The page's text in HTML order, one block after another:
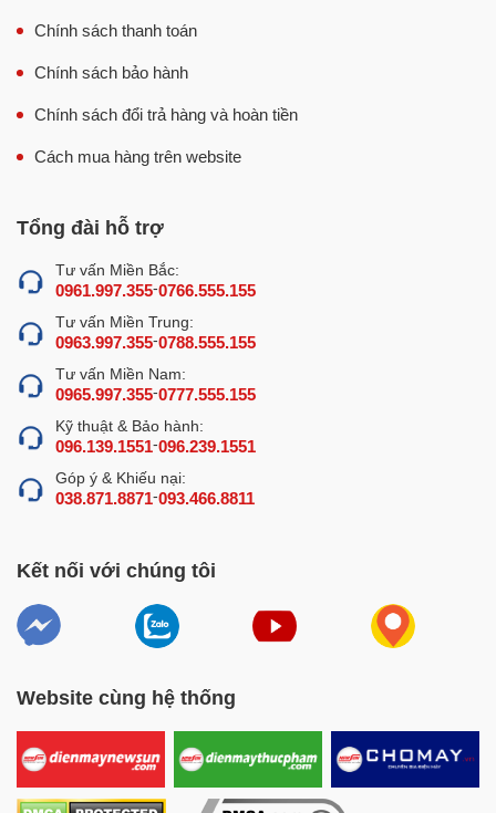
nhiệt độ cao, đảm bảo an toàn vệ sinh thực phẩm.
Chất liệu inox 304 siêu bền bỉ
– Thànhbộ nồi nấu phở
cùng, 1 lớp inox trong cùng và 1 lớp giữa là foam cách
nhiệt dày 3cm. Thiết kế này giúp cho nồi giữ nhiệt tốt,
giảm thời gian đun nấu, tiết kiệm điện năng.
Thành nồi cách nhiệt hiệu quả
– Vung nồi ninh hầm xương 100 lít thiết kế dạng bán
Chính sách thanh toán
Chính sách bảo hành
Chính sách đổi trả hàng và hoàn tiền
Cách mua hàng trên website
Tổng đài hỗ trợ
Tư vấn Miền Bắc:
0961.997.355-0766.555.155
Tư vấn Miền Trung:
0963.997.355-0788.555.155
Tư vấn Miền Nam:
0965.997.355-0777.555.155
Kỹ thuật & Bảo hành:
096.139.1551-096.239.1551
Góp ý & Khiếu nại:
038.871.8871-093.466.8811
Kết nối với chúng tôi
Website cùng hệ thống